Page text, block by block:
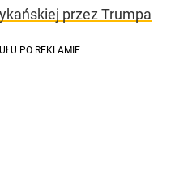
przez Trumpa